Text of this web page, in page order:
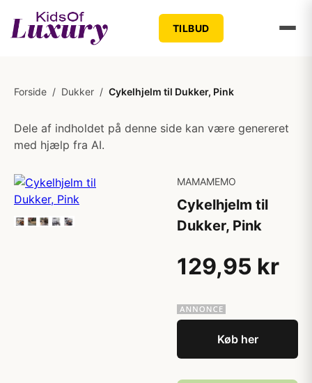
TILBUD
Forside / Dukker / Cykelhjelm til Dukker, Pink
Dele af indholdet på denne side kan være genereret
med hjælp fra AI.
MAMAMEMO
Cykelhjelm til
Dukker, Pink
129,95 kr
Køb her